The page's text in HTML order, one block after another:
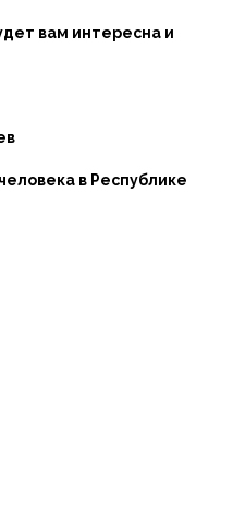
вам интересна и
в Республике